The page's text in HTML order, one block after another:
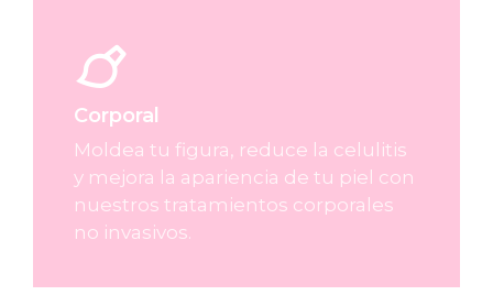
Corporal
Moldea tu figura, reduce la celulitis
y mejora la apariencia de tu piel con
nuestros tratamientos corporales
no invasivos.